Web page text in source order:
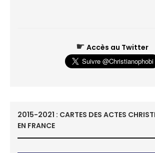
☛ Accès au Twitter
2015-2021 : CARTES DES ACTES
EN FRANCE